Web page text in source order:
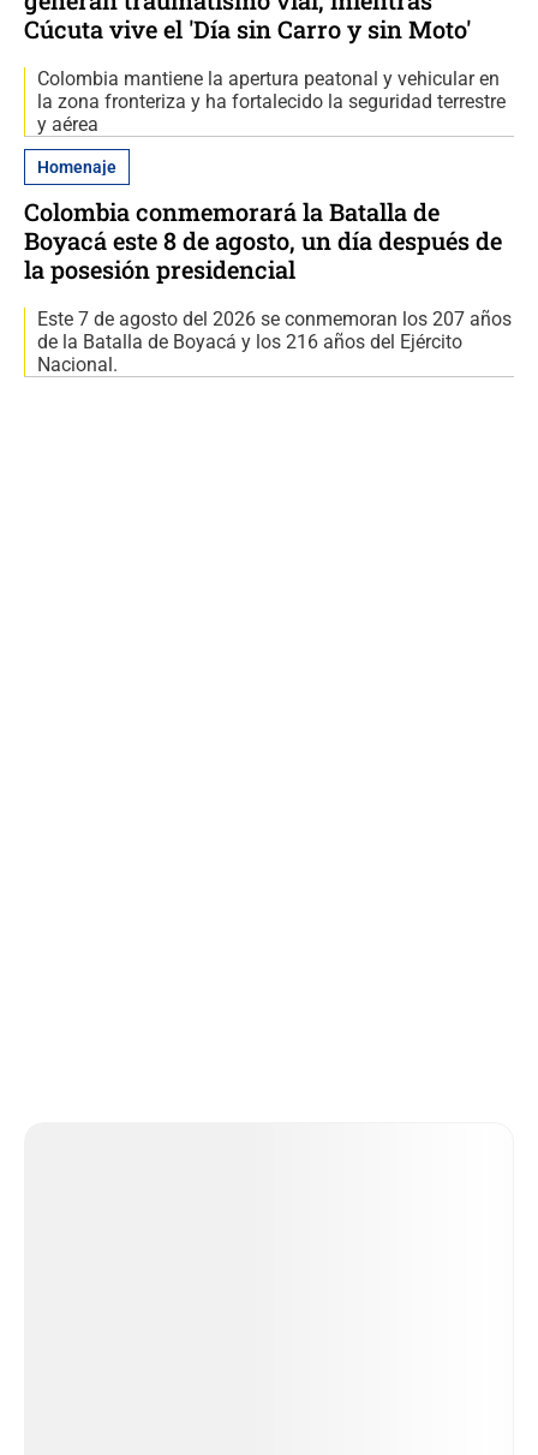
Cúcuta vive el 'Día sin Carro y sin Moto'
Colombia mantiene la apertura peatonal y vehicular en
la zona fronteriza y ha fortalecido la seguridad terrestre
y aérea
Homenaje
Colombia conmemorará la Batalla de
Boyacá este 8 de agosto, un día después de
la posesión presidencial
Este 7 de agosto del 2026 se conmemoran los 207 años
de la Batalla de Boyacá y los 216 años del Ejército
Nacional.